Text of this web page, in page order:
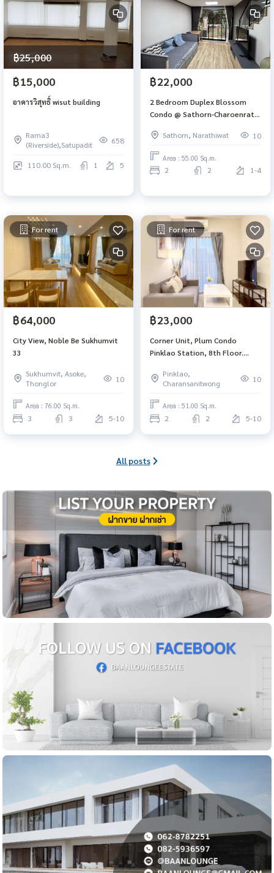
฿25,000
฿15,000
อาคารวิสุทธิ์ wisut building
Rama3
(Riverside),Satupadit
658
110.00 Sq.m. 1 5
฿22,000
2 Bedroom Duplex Blossom
Condo @ Sathorn-Charoenrat,
Sathorn, Narathiwat
10
Area : 55.00 Sq.m.
2 2 1-4
For rent
฿64,000
City View, Noble Be Sukhumvit
33
Sukhumvit, Asoke,
Thonglor
10
Area : 76.00 Sq.m.
3 3 5-10
For rent
฿23,000
Corner Unit, Plum Condo
Pinklao Station, 8th Floor.
afternoon sun.
Pinklao,
Charansanitwong
10
Area : 51.00 Sq.m.
2 2 5-10
All posts